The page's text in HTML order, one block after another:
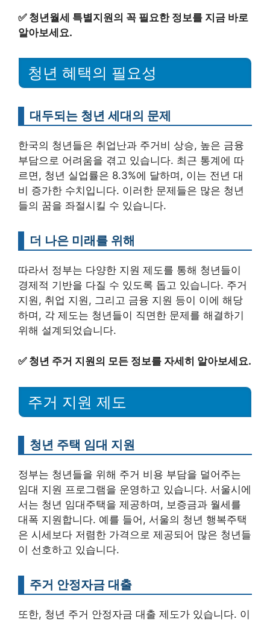
✅ 청년월세 특별지원의 꼭 필요한 정보를 지금 바로
알아보세요.
청년 혜택의 필요성
대두되는 청년 세대의 문제
한국의 청년들은 취업난과 주거비 상승, 높은 금융
부담으로 어려움을 겪고 있습니다. 최근 통계에 따
르면, 청년 실업률은 8.3%에 달하며, 이는 전년 대
비 증가한 수치입니다. 이러한 문제들은 많은 청년
들의 꿈을 좌절시킬 수 있습니다.
더 나은 미래를 위해
따라서 정부는 다양한 지원 제도를 통해 청년들이
경제적 기반을 다질 수 있도록 돕고 있습니다. 주거
지원, 취업 지원, 그리고 금융 지원 등이 이에 해당
하며, 각 제도는 청년들이 직면한 문제를 해결하기
위해 설계되었습니다.
✅ 청년 주거 지원의 모든 정보를 자세히 알아보세요.
주거 지원 제도
청년 주택 임대 지원
정부는 청년들을 위해 주거 비용 부담을 덜어주는
임대 지원 프로그램을 운영하고 있습니다. 서울시에
서는 청년 임대주택을 제공하며, 보증금과 월세를
대폭 지원합니다. 예를 들어, 서울의 청년 행복주택
은 시세보다 저렴한 가격으로 제공되어 많은 청년들
이 선호하고 있습니다.
주거 안정자금 대출
또한, 청년 주거 안정자금 대출 제도가 있습니다. 이